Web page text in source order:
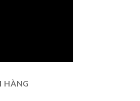
HÀNG